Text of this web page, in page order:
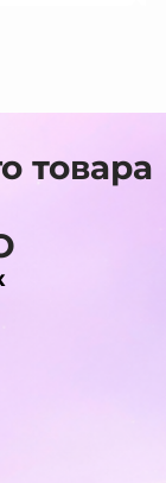
товара